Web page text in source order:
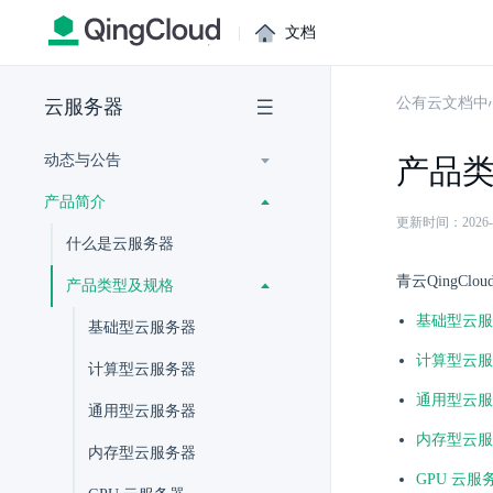
| 文档
云服务器
动态与公告
产品简介
什么是云服务器
产品类型及规格
基础型云服务器
计算型云服务器
通用型云服务器
内存型云服务器
公有云文档中
产品
更新时间：
青云
基础型云
计算型云
通用型云
内存型云
GPU 云服